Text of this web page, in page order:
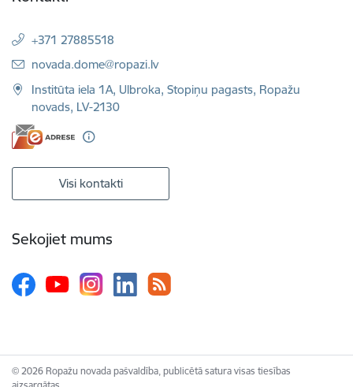
+371 27885518
E-pasts:
novada.dome@ropazi.lv
Institūta iela 1A, Ulbroka, Stopiņu pagasts, Ropažu
novads, LV-2130
Visi kontakti
Sekojiet mums
© 2026 Ropažu novada pašvaldība, publicētā satura visas tiesības